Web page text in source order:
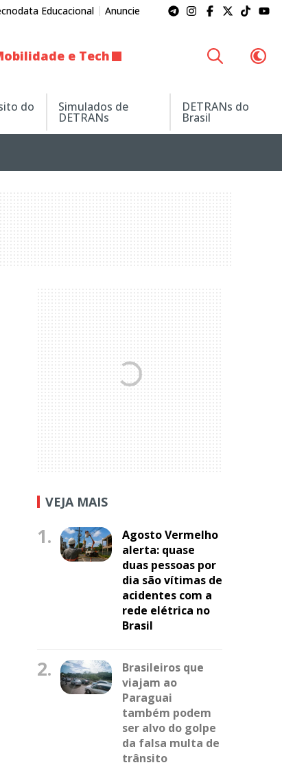
Educacional Anuncie
e Tech
do Simulados de
DETRANs
DETRANs do
Brasil
VEJA MAIS
1.
Agosto Vermelho
alerta: quase
duas pessoas por
dia são vítimas de
acidentes com a
rede elétrica no
Brasil
2.
Brasileiros que
viajam ao
Paraguai
também podem
ser alvo do golpe
da falsa multa de
trânsito